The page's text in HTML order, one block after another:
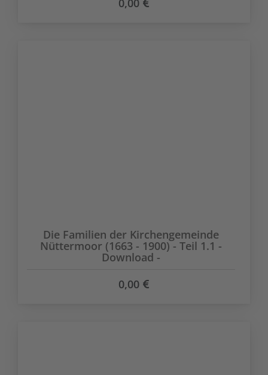
0,00
Die Familien der Kirchengemeinde
Nüttermoor (1663 - 1900) - Teil 1.1 -
Download -
0,00